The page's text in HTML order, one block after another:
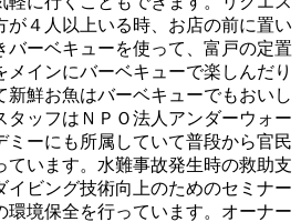
が４人以上いる時、お店の前に置い
バーベキューを使って、富戸の定置
インにバーベキューで楽しんだり
新鮮お魚はバーベキューでもおいし
タッフはＮＰＯ法人アンダーウォー
ミーにも所属していて普段から官民
ています。水難事故発生時の救助支
イビング技術向上のためのセミナー
環境保全を行っています。オーナー